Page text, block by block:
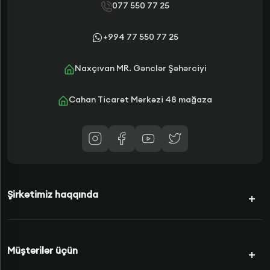
Şirkətimiz haqqında
Müştərilər üçün
077 550 77 25
+994 77 550 77 25
Naxçıvan MR. Gənclər Şəhərciyi
Cahan Ticarət Mərkəzi 48 mağaza